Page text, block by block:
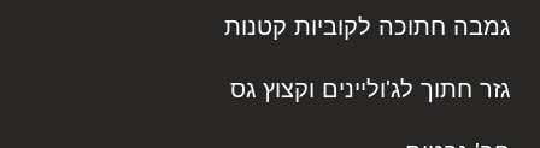
גמבה חתוכה לקוביות קטנות
גזר חתוך לג'וליינים וקצוץ גס